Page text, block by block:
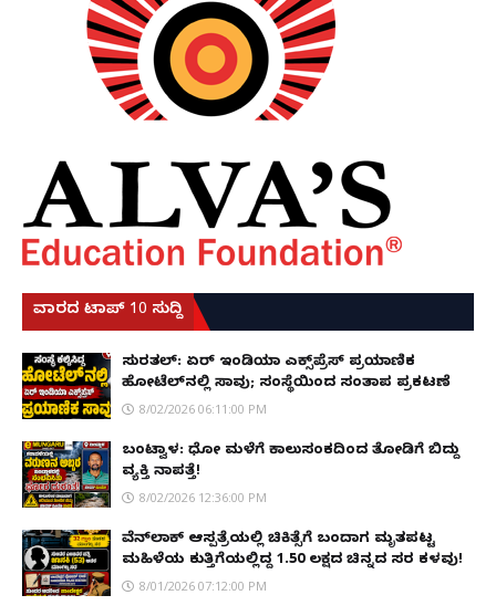
ವಾರದ ಟಾಪ್ 10 ಸುದ್ದಿ
ಸುರತ್ಕಲ್: ಏರ್ ಇಂಡಿಯಾ ಎಕ್ಸ್‌ಪ್ರೆಸ್ ಪ್ರಯಾಣಿಕ
ಹೋಟೆಲ್‌ನಲ್ಲಿ ಸಾವು; ಸಂಸ್ಥೆಯಿಂದ ಸಂತಾಪ ಪ್ರಕಟಣೆ
8/02/2026 06:11:00 PM
ಬಂಟ್ವಾಳ: ಧೋ ಮಳೆಗೆ ಕಾಲುಸಂಕದಿಂದ ತೋಡಿಗೆ ಬಿದ್ದು
ವ್ಯಕ್ತಿ ನಾಪತ್ತೆ!
8/02/2026 12:36:00 PM
ವೆನ್‌ಲಾಕ್ ಆಸ್ಪತ್ರೆಯಲ್ಲಿ ಚಿಕಿತ್ಸೆಗೆ ಬಂದಾಗ ಮೃತಪಟ್ಟ
ಮಹಿಳೆಯ ಕುತ್ತಿಗೆಯಲ್ಲಿದ್ದ ₹1.50 ಲಕ್ಷದ ಚಿನ್ನದ ಸರ ಕಳವು!
8/01/2026 07:12:00 PM